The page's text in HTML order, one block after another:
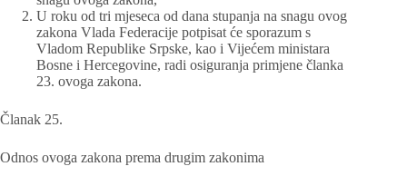
U roku od tri mjeseca od dana stupanja na snagu ovog
zakona Vlada Federacije potpisat će sporazum s
Vladom Republike Srpske, kao i Vijećem ministara
Bosne i Hercegovine, radi osiguranja primjene članka
23. ovoga zakona.
Članak 25.
Odnos ovoga zakona prema drugim zakonima